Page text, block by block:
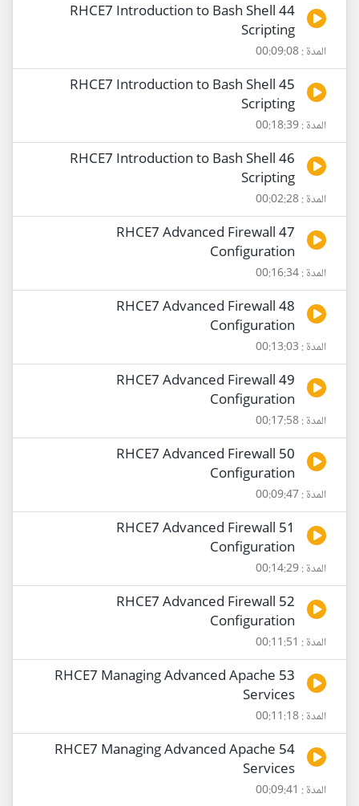
44 RHCE7 Introduction to Bash Shell
Scripting
المدة : 00:09:08
45 RHCE7 Introduction to Bash Shell
Scripting
المدة : 00:18:39
46 RHCE7 Introduction to Bash Shell
Scripting
المدة : 00:02:28
47 RHCE7 Advanced Firewall
Configuration
المدة : 00:16:34
48 RHCE7 Advanced Firewall
Configuration
المدة : 00:13:03
49 RHCE7 Advanced Firewall
Configuration
المدة : 00:17:58
50 RHCE7 Advanced Firewall
Configuration
المدة : 00:09:47
51 RHCE7 Advanced Firewall
Configuration
المدة : 00:14:29
52 RHCE7 Advanced Firewall
Configuration
المدة : 00:11:51
53 RHCE7 Managing Advanced Apache
Services
المدة : 00:11:18
54 RHCE7 Managing Advanced Apache
Services
المدة : 00:09:41